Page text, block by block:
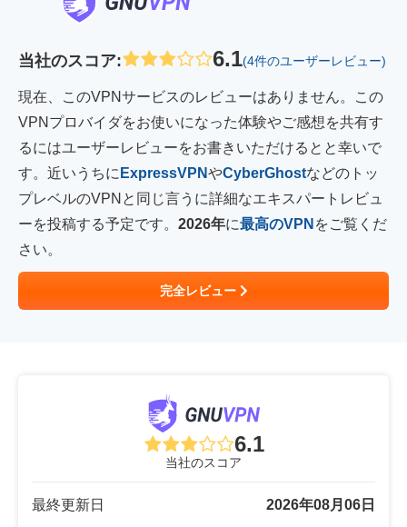
当社のスコア: 6.1(4件のユーザーレビュー)
現在、このVPNサービスのレビューはありません。この
VPNプロバイダをお使いになった体験やご感想を共有す
るにはユーザーレビューをお書きいただけるとと幸いで
す。近いうちに ExpressVPNやCyberGhostなどのトッ
プレベルのVPNと同じ言うに詳細なエキスパートレビュ
ーを投稿する予定です。 2026年に最高のVPN をご覧くだ
さい。
完全レビュー
6.1
当社のスコア
最終更新日 2026年08月06日